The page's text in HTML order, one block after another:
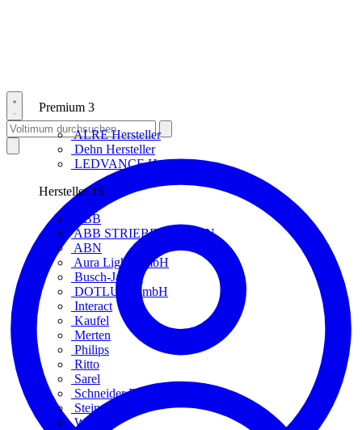
Premium 3
ALRE Hersteller
Dehn Hersteller
LEDVANCE Hersteller
Hersteller 15
ABB
ABB STRIEBEL & JOHN
ABN
Aura Light GmbH
Busch-Jaeger
DOTLUX GmbH
Interact
Kaufel
Merten
Philips
Ritto
Sarel
Schneider Electric
Steinel
Wago